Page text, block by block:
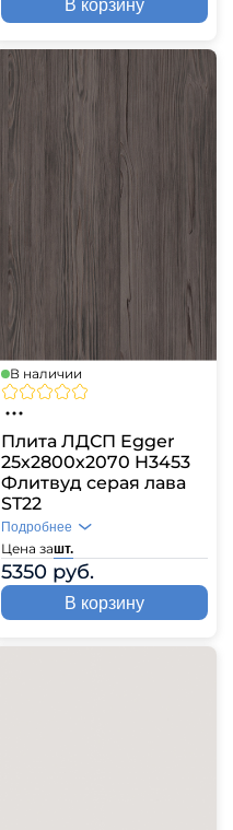
В корзину
В наличии
Плита ЛДСП Egger
25х2800х2070 H3453
Флитвуд серая лава
ST22
Цена зашт.
5350 руб.
Подробнее
В корзину